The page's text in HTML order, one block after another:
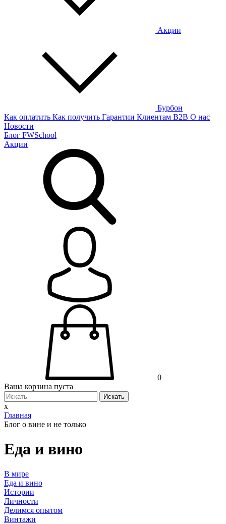
Акции
Бурбон
Как оплатить Как получить Гарантии Клиентам B2B О нас
Новости
Блог FWSchool
Акции
0
Ваша корзина пуста
Искать
x
Главная
Блог о вине и не только
Еда и вино
В мире
Еда и вино
Истории
Личности
Делимся опытом
Винтажи